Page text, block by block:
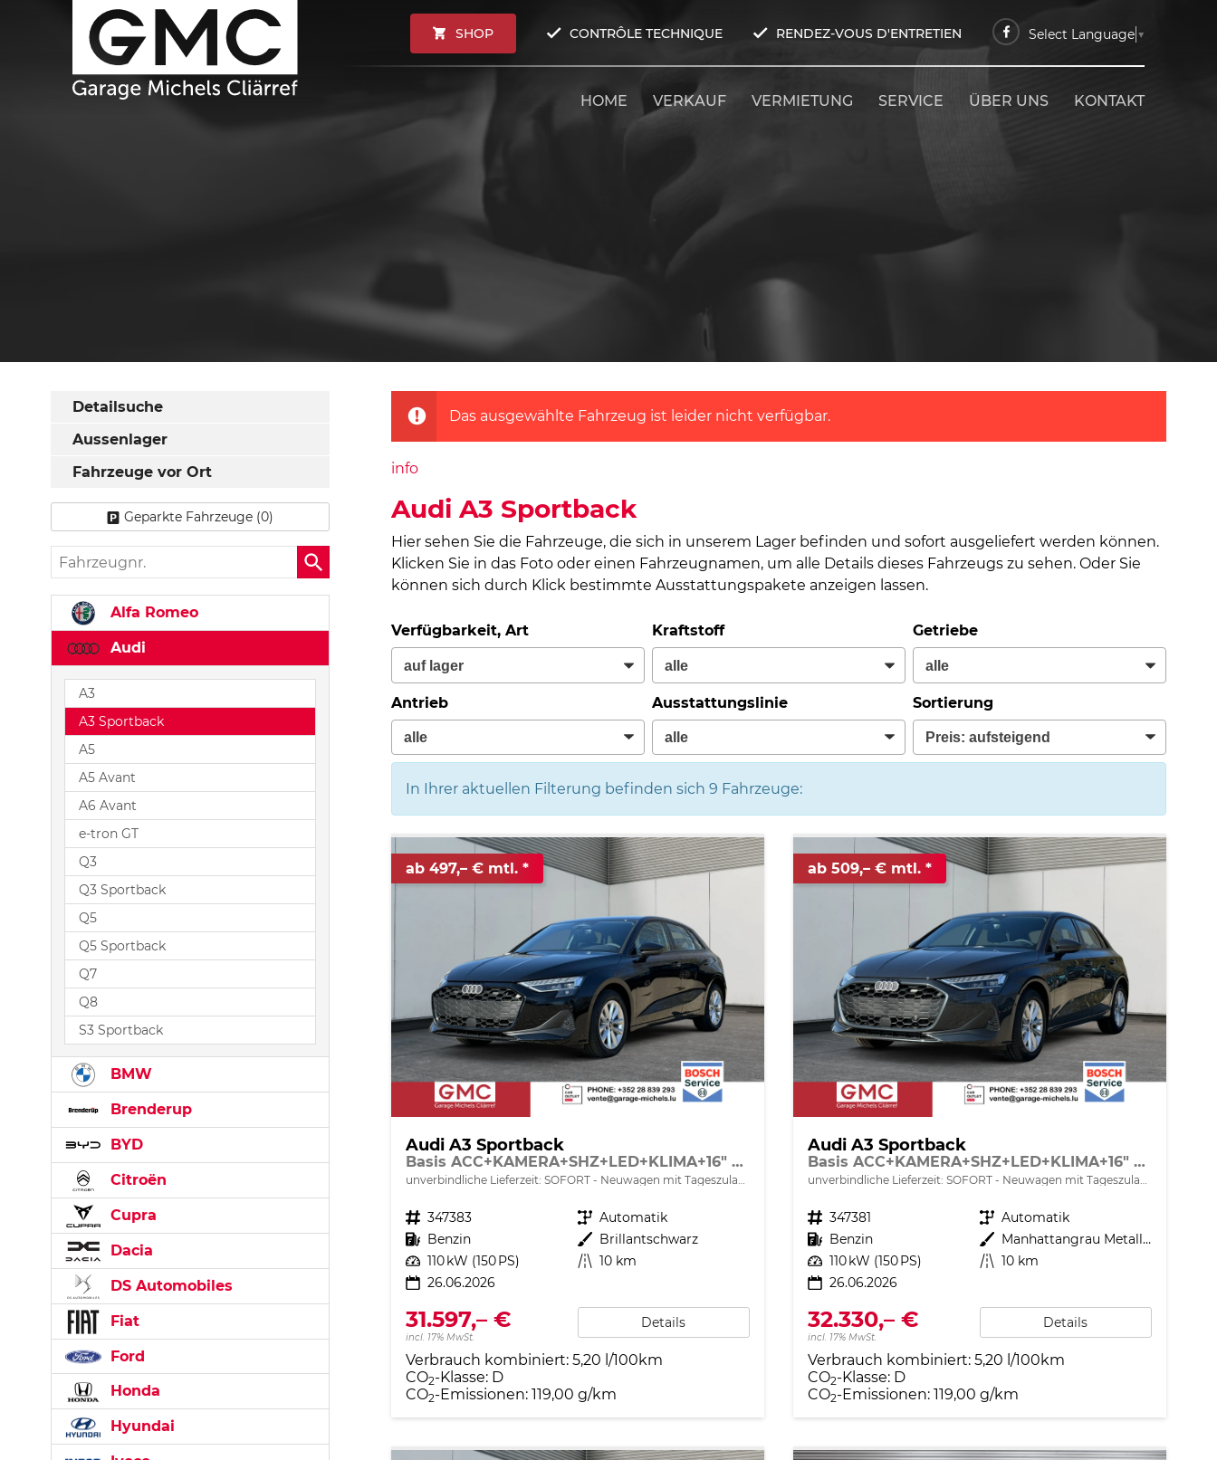
SHOP CONTRÔLE TECHNIQUE RENDEZ-VOUS D'ENTRETIEN Select Language ▼
HOME VERKAUF VERMIETUNG SERVICE ÜBER UNS KONTAKT
Das ausgewählte Fahrzeug ist leider nicht verfügbar.
info
Audi A3 Sportback
Hier sehen Sie die Fahrzeuge, die sich in unserem Lager befinden und sofort ausgeliefert werden können.
Klicken Sie in das Foto oder einen Fahrzeugnamen, um alle Details dieses Fahrzeugs zu sehen. Oder Sie
können sich durch Klick bestimmte Ausstattungspakete anzeigen lassen.
Verfügbarkeit, Art Kraftstoff Getriebe
Antrieb Ausstattungslinie Sortierung
In Ihrer aktuellen Filterung befinden sich 9 Fahrzeuge:
ab 497,– € mtl.
Audi A3 Sportback
Basis ACC+KAMERA+SHZ+LED+KLIMA+16" LM+APP
unverbindliche Lieferzeit: SOFORT Neuwagen mit Tageszulassung
Fahrzeugnr. 347383 Getriebe Automatik
Kraftstoff Benzin Außenfarbe Brillantschwarz
Leistung 110 kW (150 PS) Kilometerstand 10 km
26.06.2026
31.597,– €
incl. 17% MwSt.
Details
Verbrauch kombiniert: 5,20 l/100km
CO2-Klasse: D
CO2-Emissionen: 119,00 g/km
ab 509,– € mtl.
Audi A3 Sportback
Basis ACC+KAMERA+SHZ+LED+KLIMA+16" LM+APP
unverbindliche Lieferzeit: SOFORT Neuwagen mit Tageszulassung
Fahrzeugnr. 347381 Getriebe Automatik
Kraftstoff Benzin Außenfarbe
Manhattangrau Metallic
Leistung 110 kW (150 PS) Kilometerstand 10 km
26.06.2026
32.330,– €
incl. 17% MwSt.
Details
Verbrauch kombiniert: 5,20 l/100km
CO2-Klasse: D
CO2-Emissionen: 119,00 g/km
Detailsuche
Aussenlager
Fahrzeuge vor Ort
Geparkte Fahrzeuge (0)
Fahrzeugnr.
Alfa Romeo
Audi
A3
A3 Sportback
A5
A5 Avant
A6 Avant
e-tron GT
Q3
Q3 Sportback
Q5
Q5 Sportback
Q7
Q8
S3 Sportback
BMW
Brenderup
BYD
Citroën
Cupra
Dacia
DS Automobiles
Fiat
Ford
Honda
Hyundai